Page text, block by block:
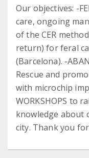
Our objectives: -
care, ongoing
of the CER
return) for feral
(Barcelona). -
Rescue and
with microchip
WORKSHOPS to
knowledge about
city. Thank you